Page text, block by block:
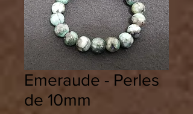
Emeraude - Perles
de 10mm